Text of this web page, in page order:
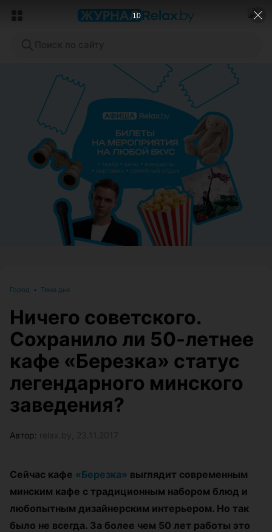
ЭФФЕКТИВНАЯ РЕКЛАМА НА САЙТЕ
Город • Тема дня
Ничего советского.
Сохранило ли 50-летнее
кафе «Березка» статус
легендарного минского
заведения?
Автор:
Сейчас кафе «Березка» выглядит современным
минским кафе с традиционным набором блюд и
любопытным дизайнерским интерьером. Но так
было не всегда. За более чем 50 лет работы это
8